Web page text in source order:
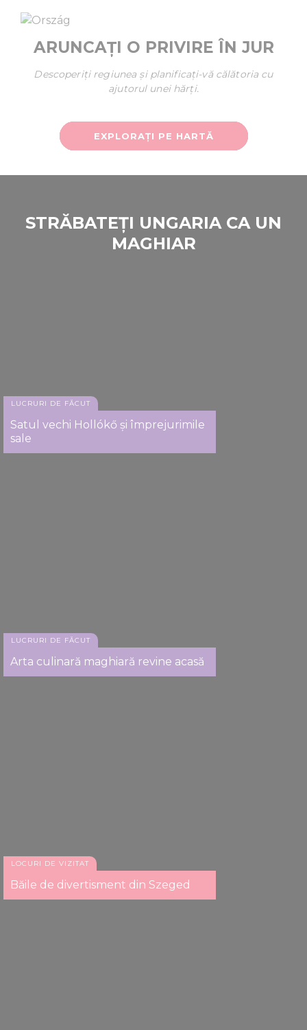
ARUNCAȚI O PRIVIRE ÎN JUR
Descoperiți regiunea și planificați-vă călătoria cu
ajutorul unei hărți.
EXPLORAȚI PE HARTĂ
STRĂBATEȚI UNGARIA CA UN
MAGHIAR
LUCRURI DE FĂCUT
Satul vechi Hollókő și împrejurimile
sale
LUCRURI DE FĂCUT
Arta culinară maghiară revine acasă
LOCURI DE VIZITAT
Băile de divertisment din Szeged